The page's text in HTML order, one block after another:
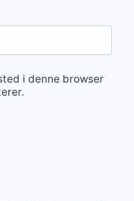
i denne browser